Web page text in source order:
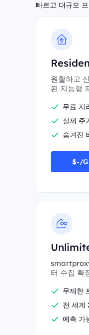
빠르고 대규모
원활하고
된 지능형
무료 지
실제 주
숨겨진
$-/
터 수집 확
무제한
전 세계
예측 가